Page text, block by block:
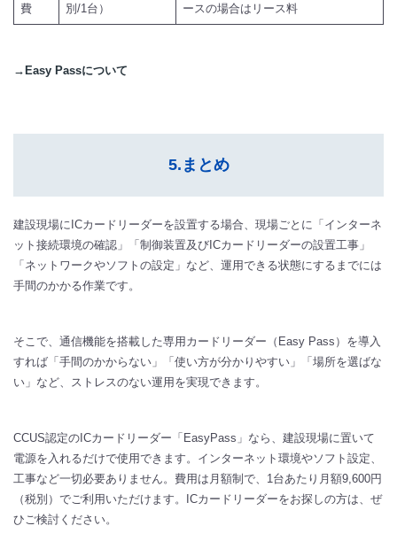
費
別/1台）
ースの場合はリース料
→Easy Passについて
5.まとめ
建設現場にICカードリーダーを設置する場合、現場ごとに「インターネ
ット接続環境の確認」「制御装置及びICカードリーダーの設置工事」
「ネットワークやソフトの設定」など、運用できる状態にするまでには
手間のかかる作業です。
そこで、通信機能を搭載した専用カードリーダー（Easy Pass）を導入
すれば「手間のかからない」「使い方が分かりやすい」「場所を選ばな
い」など、ストレスのない運用を実現できます。
CCUS認定のICカードリーダー「EasyPass」なら、建設現場に置いて
電源を入れるだけで使用できます。インターネット環境やソフト設定、
工事など一切必要ありません。費用は月額制で、1台あたり月額9,600円
（税別）でご利用いただけます。ICカードリーダーをお探しの方は、ぜ
ひご検討ください。